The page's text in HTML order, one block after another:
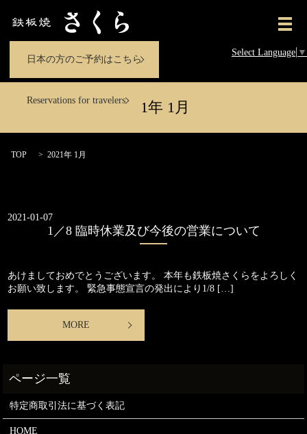
Select Language ▼
日本の方のご予約はこちら
Reservations for travelers
メ
2021年 1月
TOP 2021年 1月
2021-01-07
1／8 臨時休業及び今後の営業について
あけましておめでとうございます。 本年も鉄板焼さくらをよろしく
お願い致します。 緊急事態宣言の発出により1/8 […]
MORE
特定商取引法に基づく表記
HOME